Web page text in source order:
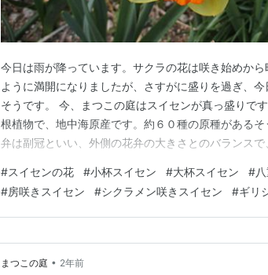
今日は雨が降っています。サクラの花は咲き始めか
ように満開になりましたが、さすがに盛りを過ぎ、
そうです。 今、まつこの庭はスイセンが真っ盛りで
根植物で、地中海原産です。約６０種の原種がある
弁は副冠といい、外側の花弁の大きさとのバランス
★★★ 小杯スイセン ★★★ ★★★ 大杯スイセン
★★★ ★★★ 房咲きスイセン（香りスイセ…
#スイセンの花 #小杯スイセン #大杯スイセン #
#房咲きスイセン #シクラメン咲きスイセン #ギリ
まつこの庭 • 2年前